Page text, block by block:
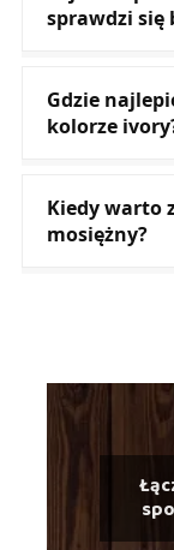
sprawdzi się
Gdzie
kolorze
Kiedy warto
mosiężny?